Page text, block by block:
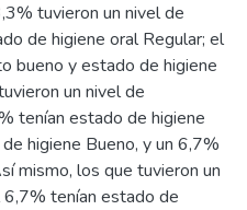
tuvieron un nivel de
de higiene oral Regular; el
bueno y estado de higiene
un nivel de
tenían estado de higiene
higiene Bueno, y un 6,7%
mismo, los que tuvieron un
tenían estado de